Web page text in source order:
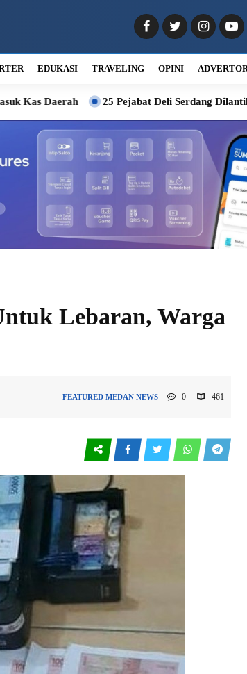
EDUKASI TRAVELING OPINI
25 Pejabat Deli Serdang Dilantik, Wabup Minta
Lebaran, Warga
FEATURED MEDAN NEWS 0 461